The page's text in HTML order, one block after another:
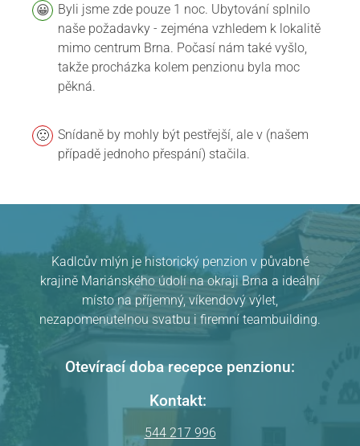
Pension Kadlcův mlýn v Brně hodnocení
Byli jsme zde pouze 1 noc. Ubytování splnilo
naše požadavky - zejména vzhledem k lokalitě
mimo centrum Brna. Počasí nám také vyšlo,
takže procházka kolem penzionu byla moc
pěkná.
Snídaně by mohly být pestřejší, ale v (našem
případě jednoho přespání) stačila.
Kadlcův mlýn je historický penzion v půvabné
krajině Mariánského údolí na okraji Brna a ideální
místo na příjemný, víkendový výlet,
nezapomenutelnou svatbu i firemní teambuilding.
Otevírací doba recepce penzionu:
Kontakt:
544 217 996